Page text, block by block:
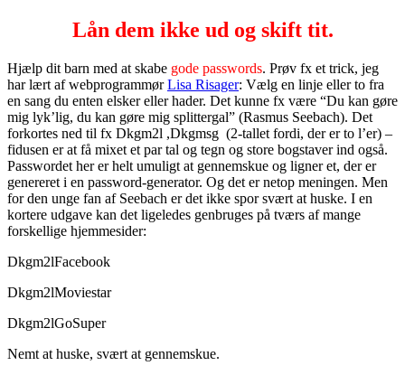
Lån dem ikke ud og skift tit.
Hjælp dit barn med at skabe gode passwords. Prøv fx et trick, jeg
har lært af webprogrammørLisa Risager: Vælg en linje eller to fra
en sang du enten elsker eller hader. Det kunne fx være “Du kan gøre
mig lyk’lig, du kan gøre mig splittergal” (Rasmus Seebach). Det
forkortes ned til fx Dkgm2l ,Dkgmsg (2-tallet fordi, der er to l’er) –
fidusen er at få mixet et par tal og tegn og store bogstaver ind også.
Passwordet her er helt umuligt at gennemskue og ligner et, der er
genereret i en password-generator. Og det er netop meningen. Men
for den unge fan af Seebach er det ikke spor svært at huske. I en
kortere udgave kan det ligeledes genbruges på tværs af mange
forskellige hjemmesider:
Dkgm2lFacebook
Dkgm2lMoviestar
Dkgm2lGoSuper
Nemt at huske, svært at gennemskue.